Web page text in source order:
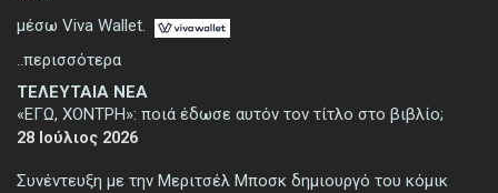
ΤΕΛΕΥΤΑΙΑ ΝΕΑ
«ΕΓΩ, ΧΟΝΤΡΗ»: ποιά έδωσε αυτόν τον τίτλο στο βιβλίο;
28 Ιούλιος 2026
Συνέντευξη με την Μεριτσέλ Μποσκ δημιουργό του κόμικ
μέσω Viva Wallet.
..περισσότερα